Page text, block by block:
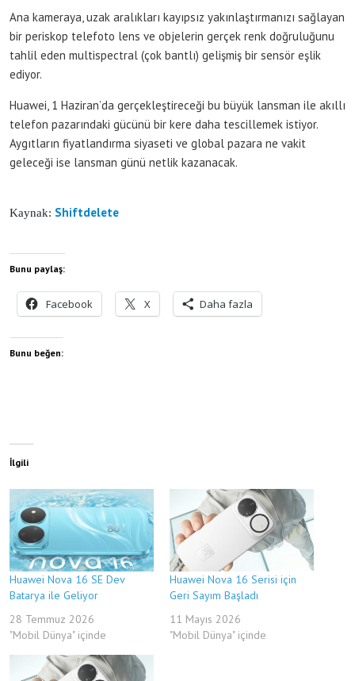
Ana kameraya, uzak aralıkları kayıpsız yakınlaştırmanızı sağlayan
bir periskop telefoto lens ve objelerin gerçek renk doğruluğunu
tahlil eden multispectral (çok bantlı) gelişmiş bir sensör eşlik
ediyor.
Huawei, 1 Haziran’da gerçekleştireceği bu büyük lansman ile akıllı
telefon pazarındaki gücünü bir kere daha tescillemek istiyor.
Aygıtların fiyatlandırma siyaseti ve global pazara ne vakit
geleceği ise lansman günü netlik kazanacak.
Kaynak: Shiftdelete
Bunu paylaş:
Facebook X Daha fazla
Bunu beğen:
İlgili
Huawei Nova 16 SE Dev
Batarya ile Geliyor
28 Temmuz 2026
"Mobil Dünya" içinde
Huawei Nova 16 Serisi için
Geri Sayım Başladı
11 Mayıs 2026
"Mobil Dünya" içinde